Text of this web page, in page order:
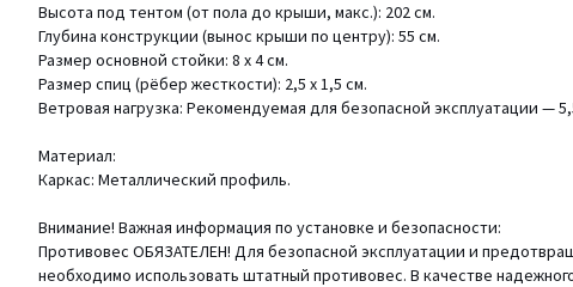
Высота под тентом (от пола до крыши, макс.): 202 см.
Глубина конструкции (вынос крыши по центру): 55 см.
Размер основной стойки: 8 х 4 см.
Размер спиц (рёбер жесткости): 2,5 х 1,5 см.
Ветровая нагрузка: Рекомендуемая для безопасной эксплуатации —
Материал:
Каркас: Металлический профиль.
Внимание! Важная информация по установке и безопасности:
Противовес ОБЯЗАТЕЛЕН! Для безопасной эксплуатации и
необходимо использовать штатный противовес. В качестве